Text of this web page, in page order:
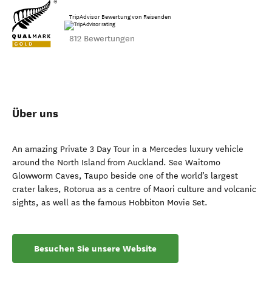
TripAdvisor Bewertung von Reisenden
812 Bewertungen
Über uns
An amazing Private 3 Day Tour in a Mercedes luxury vehicle
around the North Island from Auckland. See Waitomo
Glowworm Caves, Taupo beside one of the world’s largest
crater lakes, Rotorua as a centre of Maori culture and volcanic
sights, as well as the famous Hobbiton Movie Set.
Besuchen Sie unsere Website